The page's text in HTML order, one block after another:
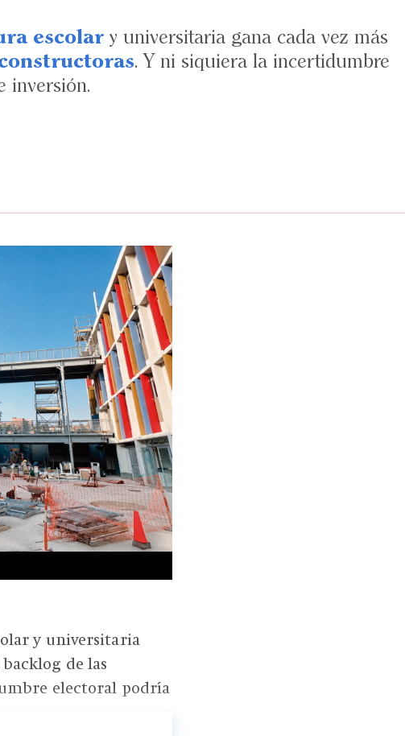
escolar y universitaria gana cada vez más
. Y ni siquiera la incertidumbre
inversión.
y universitaria
de las
electoral podría